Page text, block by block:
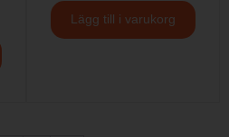
Lägg till i varukorg